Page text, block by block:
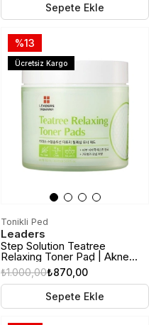
Sepete Ekle
Tonikli Ped
Leaders
Step Solution Teatree
Relaxing Toner Pad | Akne
Karşıtı Tonikli Ped | 60 Adet
₺870,00
₺1.000,00
Sepete Ekle
%13
Ücretsiz Kargo